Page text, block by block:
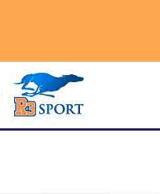
menu-primary-26099-22